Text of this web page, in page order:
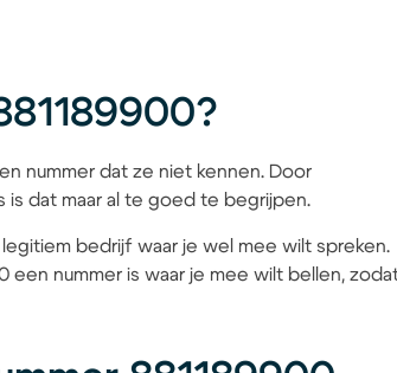
nummer dat ze niet kennen. Door
dat maar al te goed te begrijpen.
bedrijf waar je wel mee wilt spreken.
een nummer is waar je mee wilt bellen,